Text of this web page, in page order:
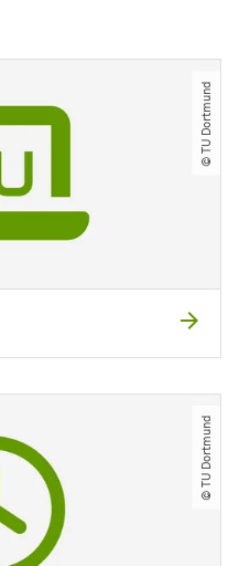
© TU Dortmund
© TU Dortmund